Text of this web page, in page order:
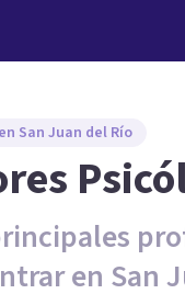
San Juan del Río
en San